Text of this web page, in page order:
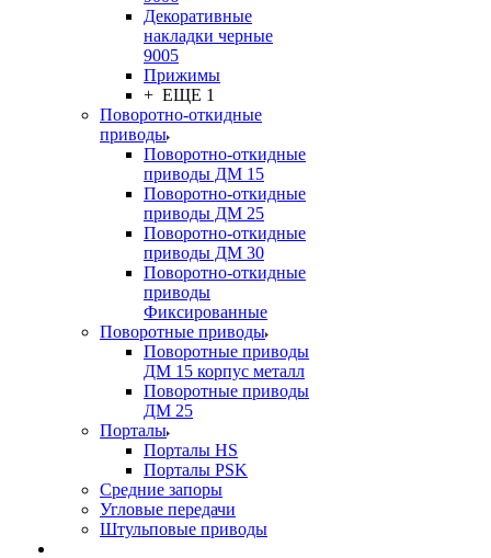
Декоративные
накладки черные
9005
Прижимы
+ ЕЩЕ 1
Поворотно-откидные
приводы
Поворотно-откидные
приводы ДМ 15
Поворотно-откидные
приводы ДМ 25
Поворотно-откидные
приводы ДМ 30
Поворотно-откидные
приводы
Фиксированные
Поворотные приводы
Поворотные приводы
ДМ 15 корпус металл
Поворотные приводы
ДМ 25
Порталы
Порталы HS
Порталы PSK
Средние запоры
Угловые передачи
Штульповые приводы